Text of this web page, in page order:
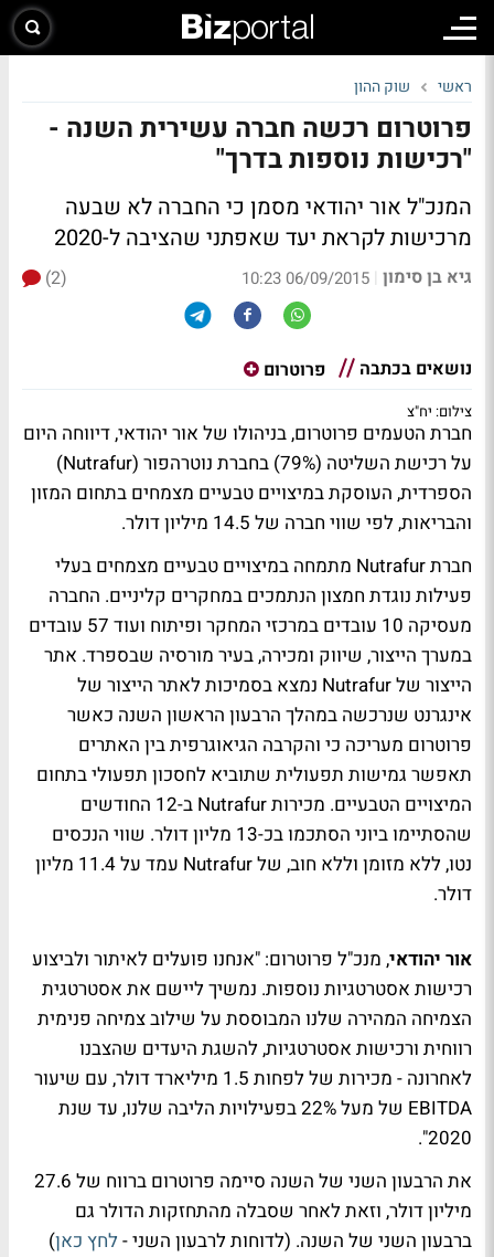
ראשי שוק ההון
פרוטרום רכשה חברה עשירית השנה -
"רכישות נוספות בדרך"
המנכ"ל אור יהודאי מסמן כי החברה לא שבעה
מרכישות לקראת יעד שאפתני שהציבה ל-2020
גיא בן סימון |
06/09/2015 10:23
(2)
נושאים בכתבה פרוטרום
צילום: יח"צ
חברת הטעמים פרוטרום, בניהולו של אור יהודאי, דיווחה היום
על רכישת השליטה (79%) בחברת נוטרהפור (Nutrafur)
הספרדית, העוסקת במיצויים טבעיים מצמחים בתחום המזון
והבריאות, לפי שווי חברה של 14.5 מיליון דולר.
חברת Nutrafur מתמחה במיצויים טבעיים מצמחים בעלי
פעילות נוגדת חמצון הנתמכים במחקרים קליניים. החברה
מעסיקה 10 עובדים במרכזי המחקר ופיתוח ועוד 57 עובדים
במערך הייצור, שיווק ומכירה, בעיר מורסיה שבספרד. אתר
הייצור של Nutrafur נמצא בסמיכות לאתר הייצור של
אינגרנט שנרכשה במהלך הרבעון הראשון השנה כאשר
פרוטרום מעריכה כי והקרבה הגיאוגרפית בין האתרים
תאפשר גמישות תפעולית שתוביא לחסכון תפעולי בתחום
המיצויים הטבעיים. מכירות Nutrafur ב-12 החודשים
שהסתיימו ביוני הסתכמו בכ-13 מליון דולר. שווי הנכסים
נטו, ללא מזומן וללא חוב, של Nutrafur עמד על 11.4 מליון
דולר.
אור יהודאי, מנכ"ל פרוטרום: "אנחנו פועלים לאיתור ולביצוע
רכישות אסטרטגיות נוספות. נמשיך ליישם את אסטרטגית
הצמיחה המהירה שלנו המבוססת על שילוב צמיחה פנימית
רווחית ורכישות אסטרטגיות, להשגת היעדים שהצבנו
לאחרונה - מכירות של לפחות 1.5 מיליארד דולר, עם שיעור
EBITDA של מעל 22% בפעילויות הליבה שלנו, עד שנת
2020".
את הרבעון השני של השנה סיימה פרוטרום ברווח של 27.6
מיליון דולר, וזאת לאחר שסבלה מהתחזקות הדולר גם
ברבעון השני של השנה. (לדוחות לרבעון השני - לחץ כאן)